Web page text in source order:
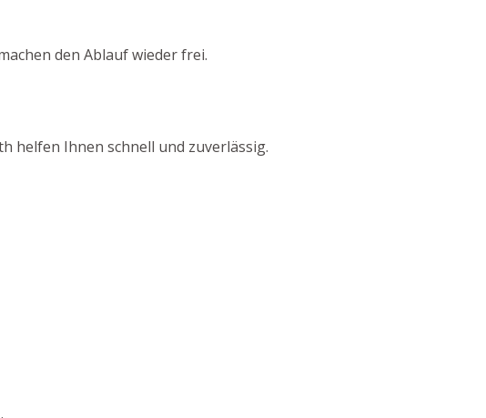
den Ablauf wieder frei.
helfen Ihnen schnell und zuverlässig.